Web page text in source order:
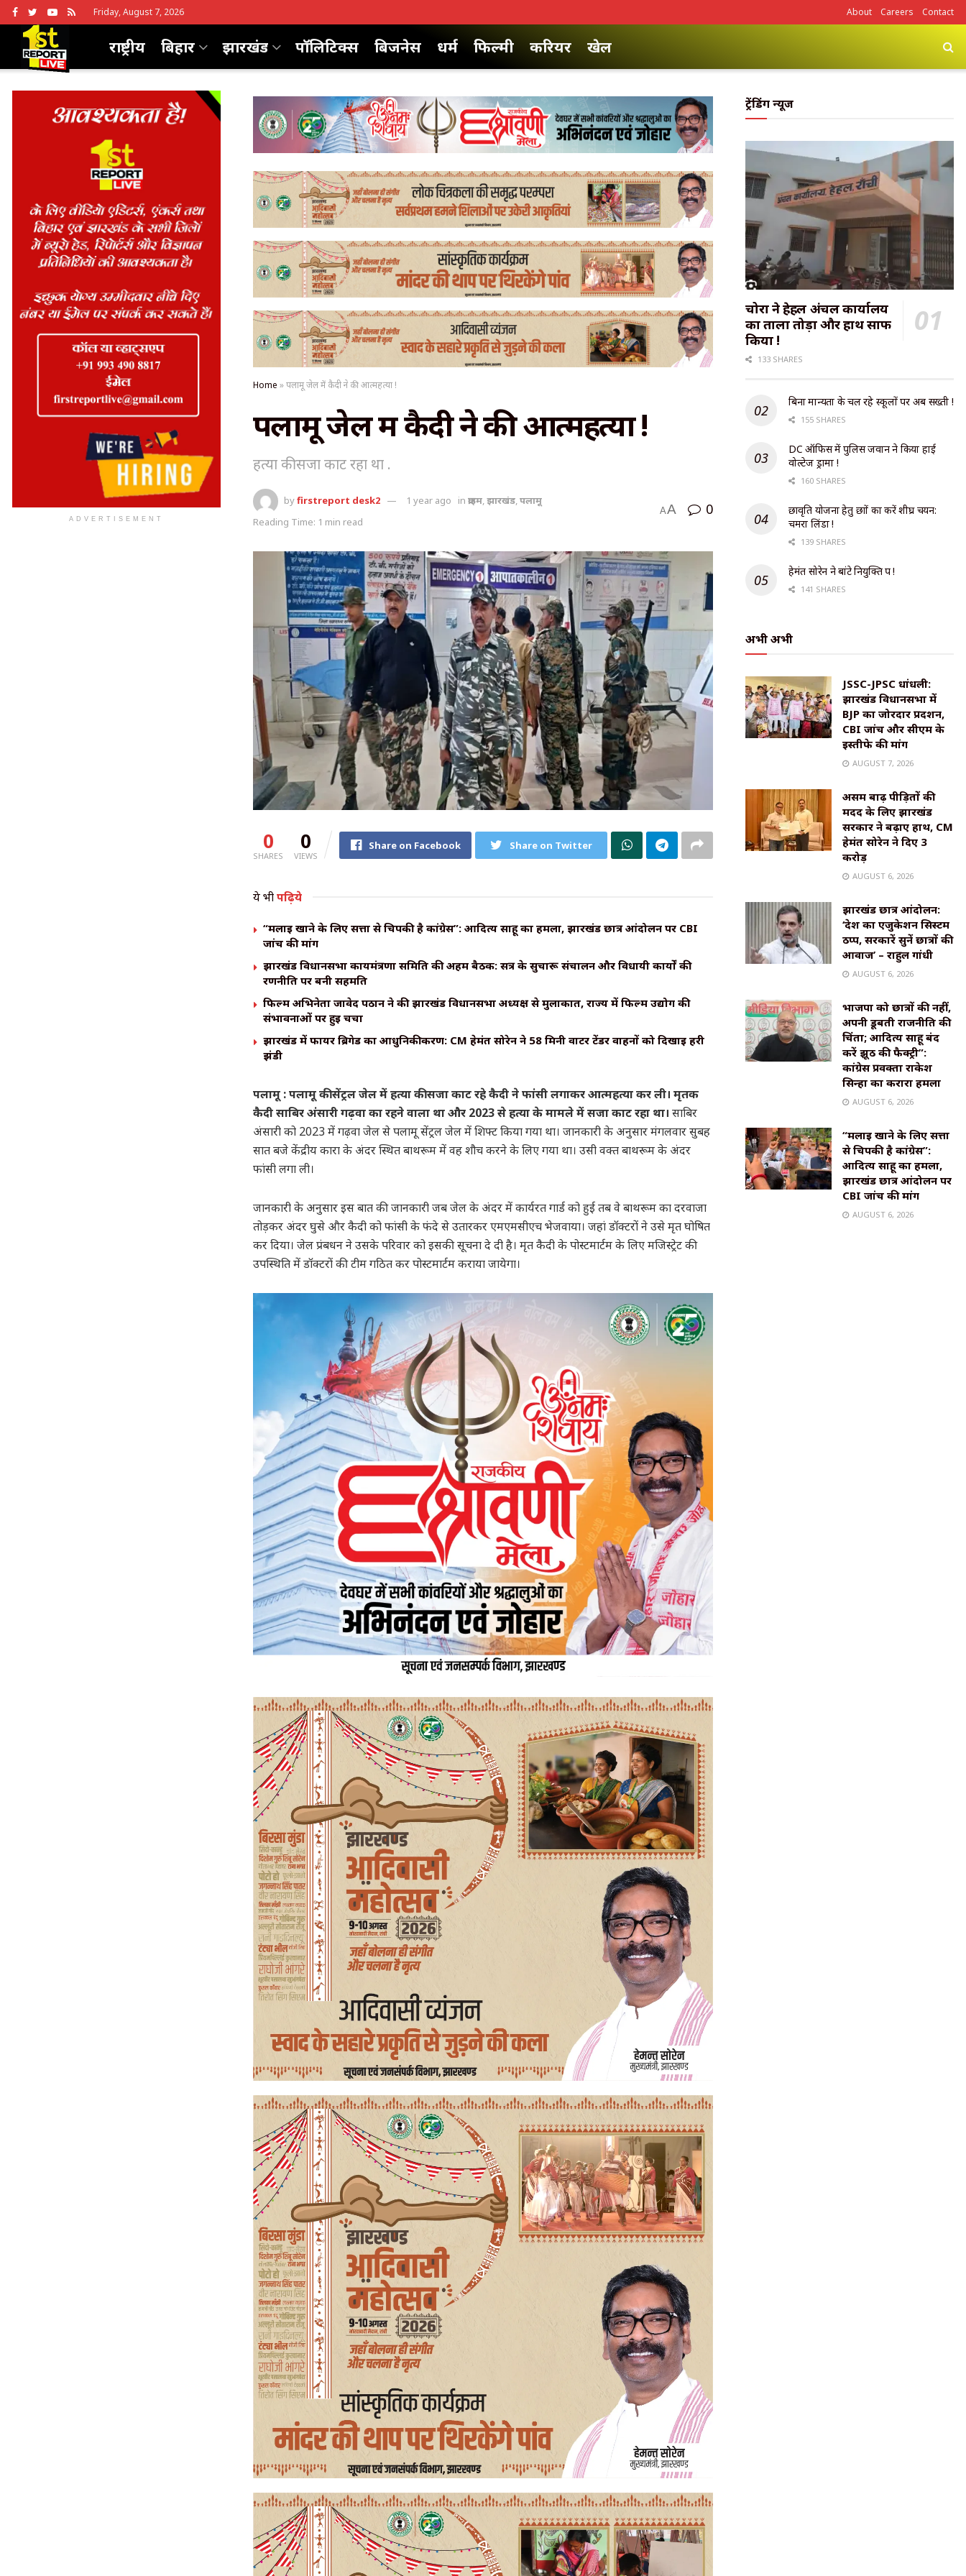
Friday, August 7, 2026 About Careers Contact
राष्ट्रीय बिहार झारखंड पॉलिटिक्स बिजनेस धर्म फिल्मी करियर खेल
Home »पलामू जेल में कैदी ने की आत्महत्या !
पलामू जेल में कैदी ने की आत्महत्या !
हत्या की सजा काट रहा था .
byfirstreport desk2 1 year ago in क्राइम,झारखंड,पलामू
Reading Time: 1 min read
AA 0
0
SHARES
0
VIEWS
Share on Facebook Share on Twitter
ये भीपढ़िये
“मलाई खाने के लिए सत्ता से चिपकी है कांग्रेस”: आदित्य साहू का हमला, झारखंड छात्र आंदोलन पर CBI
जांच की मांग
झारखंड विधानसभा कार्यमंत्रणा समिति की अहम बैठक: सत्र के सुचारू संचालन और विधायी कार्यों की
रणनीति पर बनी सहमति
फिल्म अभिनेता जावेद पठान ने की झारखंड विधानसभा अध्यक्ष से मुलाकात, राज्य में फिल्म उद्योग की
संभावनाओं पर हुई चर्चा
झारखंड में फायर ब्रिगेड का आधुनिकीकरण: CM हेमंत सोरेन ने 58 मिनी वाटर टेंडर वाहनों को दिखाई हरी
झंडी
पलामू : पलामू की सेंट्रल जेल में हत्या की सजा काट रहे कैदी ने फांसी लगाकर आत्महत्या कर ली। मृतक
कैदी साबिर अंसारी गढ़वा का रहने वाला था और 2023 से हत्या के मामले में सजा काट रहा था। साबिर
अंसारी को 2023 में गढ़वा जेल से पलामू सेंट्रल जेल में शिफ्ट किया गया था। जानकारी के अनुसार मंगलवार सुबह
सात बजे केंद्रीय कारा के अंदर स्थित बाथरूम में वह शौच करने के लिए गया था। उसी वक्त बाथरूम के अंदर
फांसी लगा ली।
जानकारी के अनुसार इस बात की जानकारी जब जेल के अंदर में कार्यरत गार्ड को हुई तब वे बाथरूम का दरवाजा
तोड़कर अंदर घुसे और कैदी को फांसी के फंदे से उतारकर एमएमसीएच भेजवाया। जहां डॉक्टरों ने उसे मृत घोषित
कर दिया। जेल प्रंबधन ने उसके परिवार को इसकी सूचना दे दी है। मृत कैदी के पोस्टमार्टम के लिए मजिस्ट्रेट की
उपस्थिति में डॉक्टरों की टीम गठित कर पोस्टमार्टम कराया जायेगा।
ADVERTISEMENT
ट्रेंडिंग न्यूज
चोरों ने हेहल अंचल कार्यालय
का ताला तोड़ा और हाथ साफ
किया !
133 SHARES
बिना मान्यता के चल रहे स्कूलों पर अब सख्ती !
155 SHARES
DC ऑफिस में पुलिस जवान ने किया हाई
वोल्टेज ड्रामा !
160 SHARES
छात्रवृति योजना हेतु छात्रों का करें शीघ्र चयन:
चमरा लिंडा !
139 SHARES
हेमंत सोरेन ने बांटे नियुक्ति पत्र !
141 SHARES
अभी अभी
JSSC-JPSC धांधली:
झारखंड विधानसभा में
BJP का जोरदार प्रदर्शन,
CBI जांच और सीएम के
इस्तीफे की मांग
AUGUST 7, 2026
असम बाढ़ पीड़ितों की
मदद के लिए झारखंड
सरकार ने बढ़ाए हाथ, CM
हेमंत सोरेन ने दिए ₹3
करोड़
AUGUST 6, 2026
झारखंड छात्र आंदोलन:
‘देश का एजुकेशन सिस्टम
ठप्प, सरकारें सुनें छात्रों की
आवाज’ – राहुल गांधी
AUGUST 6, 2026
भाजपा को छात्रों की नहीं,
अपनी डूबती राजनीति की
चिंता; आदित्य साहू बंद
करें झूठ की फैक्ट्री”:
कांग्रेस प्रवक्ता राकेश
सिन्हा का करारा हमला
AUGUST 6, 2026
“मलाई खाने के लिए सत्ता
से चिपकी है कांग्रेस”:
आदित्य साहू का हमला,
झारखंड छात्र आंदोलन पर
CBI जांच की मांग
AUGUST 6, 2026